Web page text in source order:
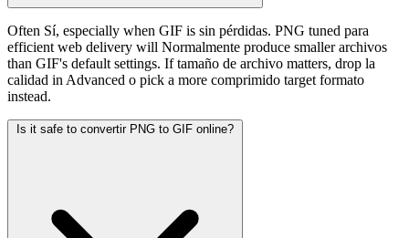
Often Sí, especially when GIF is sin pérdidas. PNG tuned para
efficient web delivery will Normalmente produce smaller archivos
than GIF's default settings. If tamaño de archivo matters, drop la
calidad in Advanced o pick a more comprimido target formato
instead.
Is it safe to convertir PNG to GIF online?